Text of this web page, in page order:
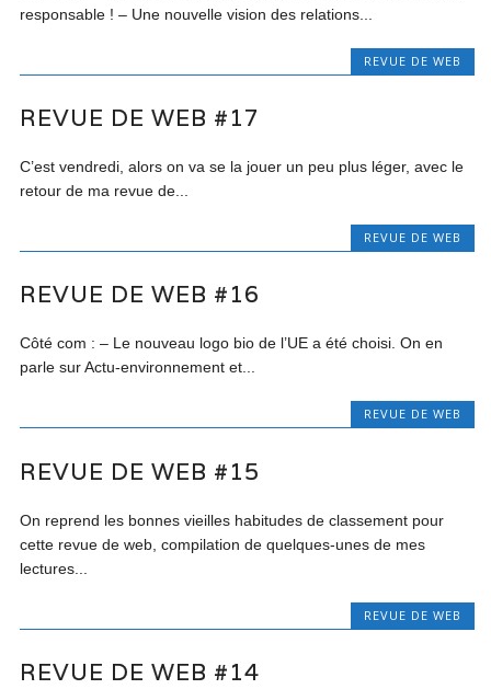
responsable ! – Une nouvelle vision des relations...
REVUE DE WEB
REVUE DE WEB #17
C’est vendredi, alors on va se la jouer un peu plus léger, avec le
retour de ma revue de...
REVUE DE WEB
REVUE DE WEB #16
Côté com : – Le nouveau logo bio de l’UE a été choisi. On en
parle sur Actu-environnement et...
REVUE DE WEB
REVUE DE WEB #15
On reprend les bonnes vieilles habitudes de classement pour
cette revue de web, compilation de quelques-unes de mes
lectures...
REVUE DE WEB
REVUE DE WEB #14